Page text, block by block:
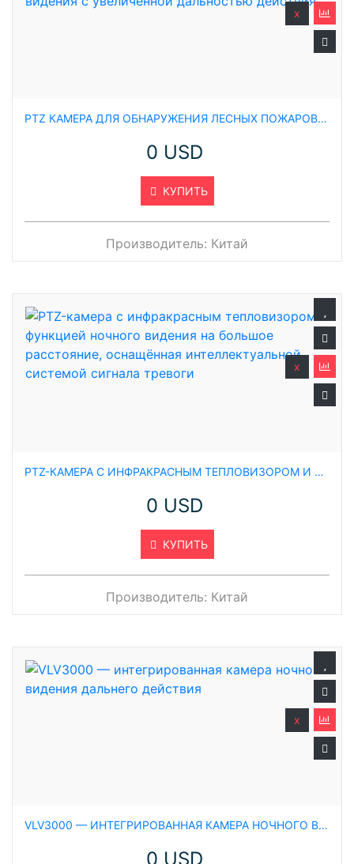
PTZ КАМЕРА ДЛЯ ОБНАРУЖЕНИЯ ЛЕСНЫХ ПОЖАРОВ, ОСНАЩЁННАЯ СИСТЕМОЙ НОЧНОГО ВИДЕНИЯ С УВЕЛИЧЕННОЙ ДАЛЬНОСТЬЮ ДЕЙСТВИЯ
0 USD
КУПИТЬ
x
Производитель: Китай
PTZ-КАМЕРА С ИНФРАКРАСНЫМ ТЕПЛОВИЗОРОМ И ФУНКЦИЕЙ НОЧНОГО ВИДЕНИЯ НА БОЛЬШОЕ РАССТОЯНИЕ, ОСНАЩЁННАЯ ИНТЕЛЛЕКТУАЛЬНОЙ СИСТЕМОЙ СИГНАЛА ТРЕВОГИ
0 USD
КУПИТЬ
x
Производитель: Китай
VLV3000 — ИНТЕГРИРОВАННАЯ КАМЕРА НОЧНОГО ВИДЕНИЯ ДАЛЬНЕГО ДЕЙСТВИЯ
0 USD
x